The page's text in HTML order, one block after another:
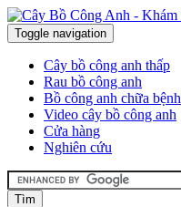
Toggle navigation
Cây bồ công anh thấp
Rau bồ công anh
Bồ công anh chữa bệnh
Video cây bồ công anh
Cửa hàng
Nghiên cứu
Tìm